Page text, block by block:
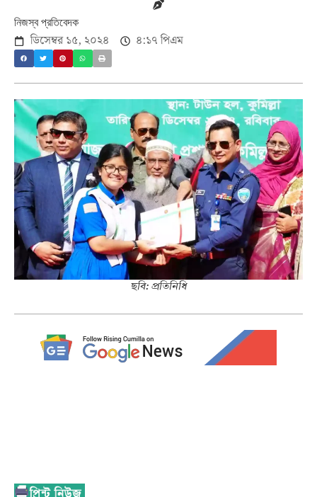
নিজস্ব প্রতিবেদক
ডিসেম্বর ১৫, ২০২৪ ৪:১৭ পিএম
ছবি: প্রতিনিধি